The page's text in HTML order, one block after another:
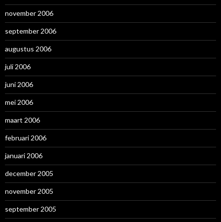
november 2006
september 2006
augustus 2006
juli 2006
juni 2006
mei 2006
maart 2006
februari 2006
januari 2006
december 2005
november 2005
september 2005